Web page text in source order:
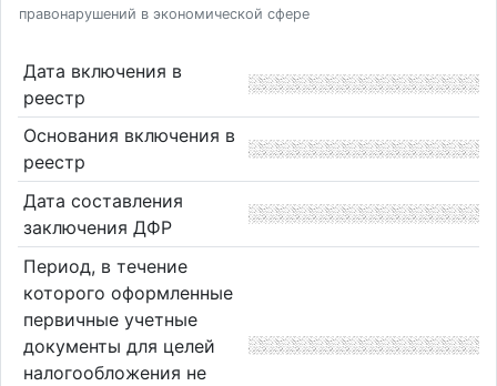
правонарушений в экономической сфере
Дата включения в
реестр
Основания включения в
реестр
Дата составления
заключения ДФР
Период, в течение
которого оформленные
первичные учетные
документы для целей
налогообложения не